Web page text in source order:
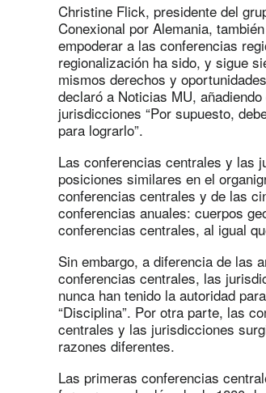
Christine Flick, presidente del
Conexional por Alemania,
empoderar a las conferencias
regionalización ha sido, y sigue
mismos derechos y
declaró a Noticias MU,
jurisdicciones “Por supuesto,
para lograrlo”.
Las conferencias centrales y las
posiciones similares en el
conferencias centrales y de las
conferencias anuales: cuerpos
conferencias centrales, al igual
Sin embargo, a diferencia de las
conferencias centrales, las
nunca han tenido la autoridad
“Disciplina”. Por otra parte, las
centrales y las jurisdicciones
razones diferentes.
Las primeras conferencias